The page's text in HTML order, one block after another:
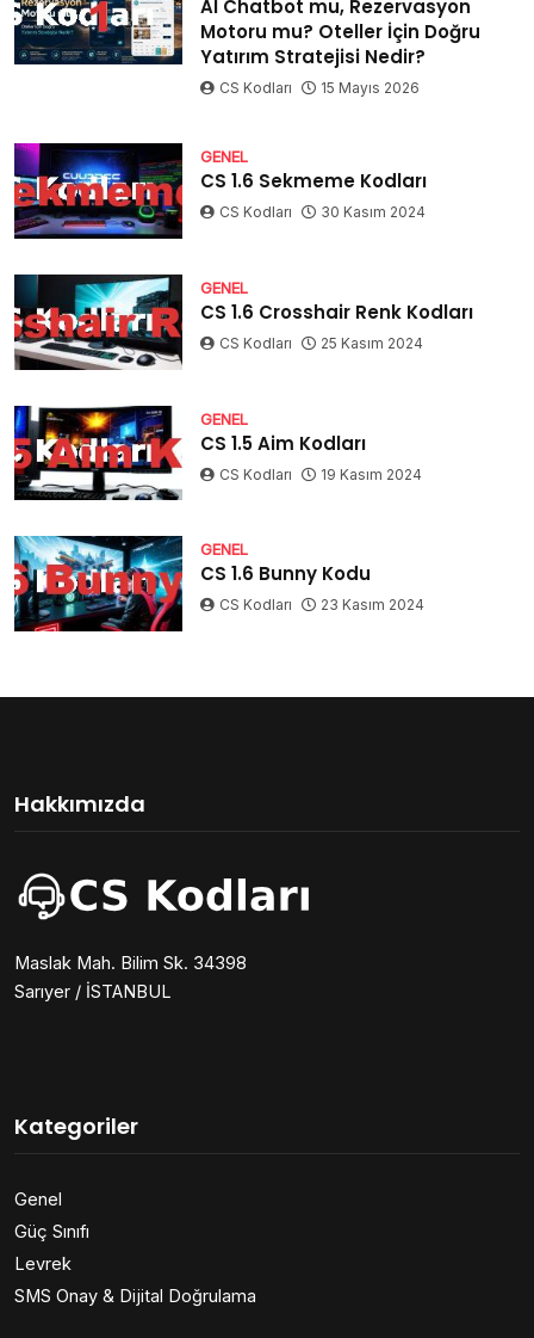
AI Chatbot mu, Rezervasyon
Motoru mu? Oteller İçin Doğru
Yatırım Stratejisi Nedir?
CS Kodları 15 Mayıs 2026
GENEL
CS 1.6 Sekmeme Kodları
CS Kodları 30 Kasım 2024
GENEL
CS 1.6 Crosshair Renk Kodları
CS Kodları 25 Kasım 2024
GENEL
CS 1.5 Aim Kodları
CS Kodları 19 Kasım 2024
GENEL
CS 1.6 Bunny Kodu
CS Kodları 23 Kasım 2024
Hakkımızda
Maslak Mah. Bilim Sk. 34398
Sarıyer / İSTANBUL
Kategoriler
Genel
Güç Sınıfı
Levrek
SMS Onay & Dijital Doğrulama